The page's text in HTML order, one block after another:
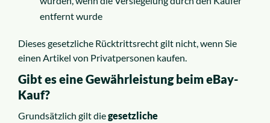
entfernt wurde
Dieses gesetzliche Rücktrittsrecht gilt nicht, wenn Sie
einen Artikel von Privatpersonen kaufen.
Gibt es eine Gewährleistung beim eBay-
Kauf?
Grundsätzlich gilt diegesetzliche